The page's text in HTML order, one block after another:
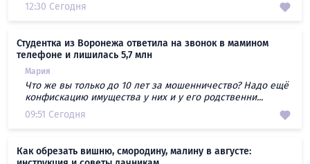
12:30 Сегодня
Студентка из Воронежа ответила на звонок в мамином
телефоне и лишилась 5,7 млн
Мария
Что же вы только до 10 лет за мошенничество? Надо ещё
конфискацию имущества у них и у его родственни...
09:51 Сегодня
Как обрезать вишню, смородину, малину в августе: